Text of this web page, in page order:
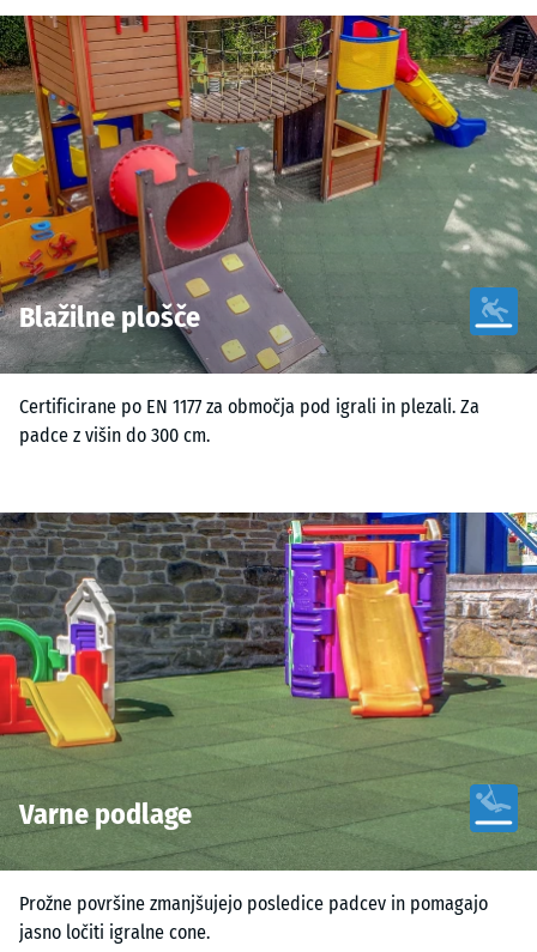
Blažilne plošče
Certificirane po EN 1177 za območja pod igrali in plezali. Za
padce z višin do 300 cm.
Varne podlage
Prožne površine zmanjšujejo posledice padcev in pomagajo
jasno ločiti igralne cone.